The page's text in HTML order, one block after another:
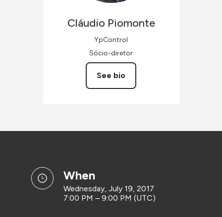
Cláudio Piomonte
YpControl
Sócio-diretor
See bio
when
Wednesday, July 19, 2017
7:00 PM – 9:00 PM (UTC)